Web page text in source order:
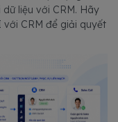
liệu với CRM. Hãy
CRM để giải quyết